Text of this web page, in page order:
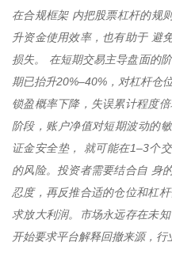
在合规框架 内把股票杠杆的规
升资金使用效率，也有助于 避
损失。 在短期交易主导盘面的
期已抬升20%–40%，对杠杆仓
锁盈概率下降，失误累计程度
阶段，账户净值对短期波动的
证金安全垫， 就可能在1–3个
的风险。投资者需要结合自 身
忍度，再反推合适的仓位和杠
求放大利润。市场永远存在未
开始要求平台解释回撤来源，行